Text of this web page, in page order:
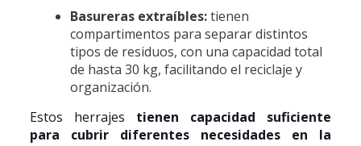
Basureras extraíbles:tienen
compartimentos para separar distintos
tipos de residuos, con una capacidad total
de hasta 30 kg, facilitando el reciclaje y
organización.
Estos herrajes tienen capacidad suficiente
para cubrir diferentes necesidades en la